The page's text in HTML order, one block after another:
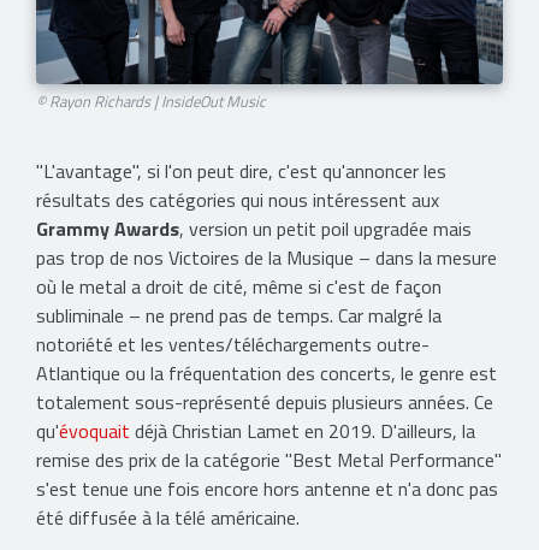
© Rayon Richards | InsideOut Music
"L'avantage", si l'on peut dire, c'est qu'annoncer les
résultats des catégories qui nous intéressent aux
Grammy Awards, version un petit poil upgradée mais
pas trop de nos Victoires de la Musique – dans la mesure
où le metal a droit de cité, même si c'est de façon
subliminale – ne prend pas de temps. Car malgré la
notoriété et les ventes/téléchargements outre-
Atlantique ou la fréquentation des concerts, le genre est
totalement sous-représenté depuis plusieurs années. Ce
qu'évoquait déjà Christian Lamet en 2019. D'ailleurs, la
remise des prix de la catégorie "Best Metal Performance"
s'est tenue une fois encore hors antenne et n'a donc pas
été diffusée à la télé américaine.